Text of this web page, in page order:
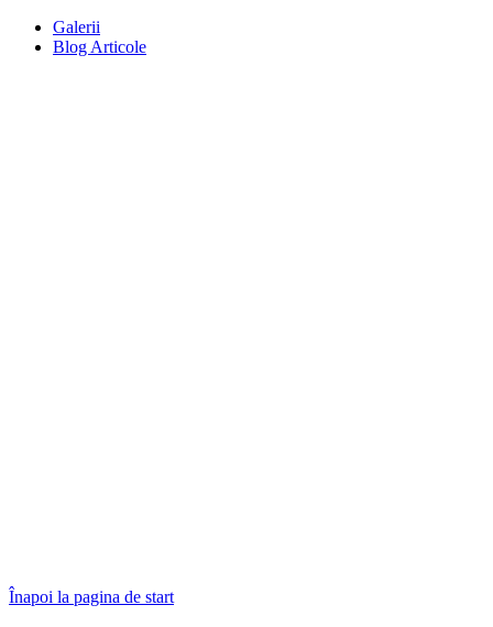
Galerii
Blog Articole
Înapoi la pagina de start